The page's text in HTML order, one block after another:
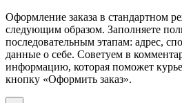
Оформление заказа в стандартном
следующим образом. Заполняете
последовательным этапам: адрес,
данные о себе. Советуем в
информацию, которая поможет
кнопку «Оформить заказ».